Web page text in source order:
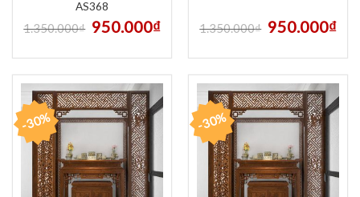
AS368
1.350.000₫ 950.000₫ 1.350.000₫ 950.000₫
-30% -30%